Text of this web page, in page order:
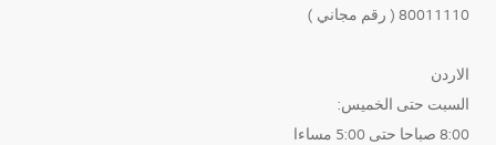
80011110 ( رقم مجاني )
الاردن
السبت حتى الخميس:
8:00 صباحا حتى 5:00 مساءا